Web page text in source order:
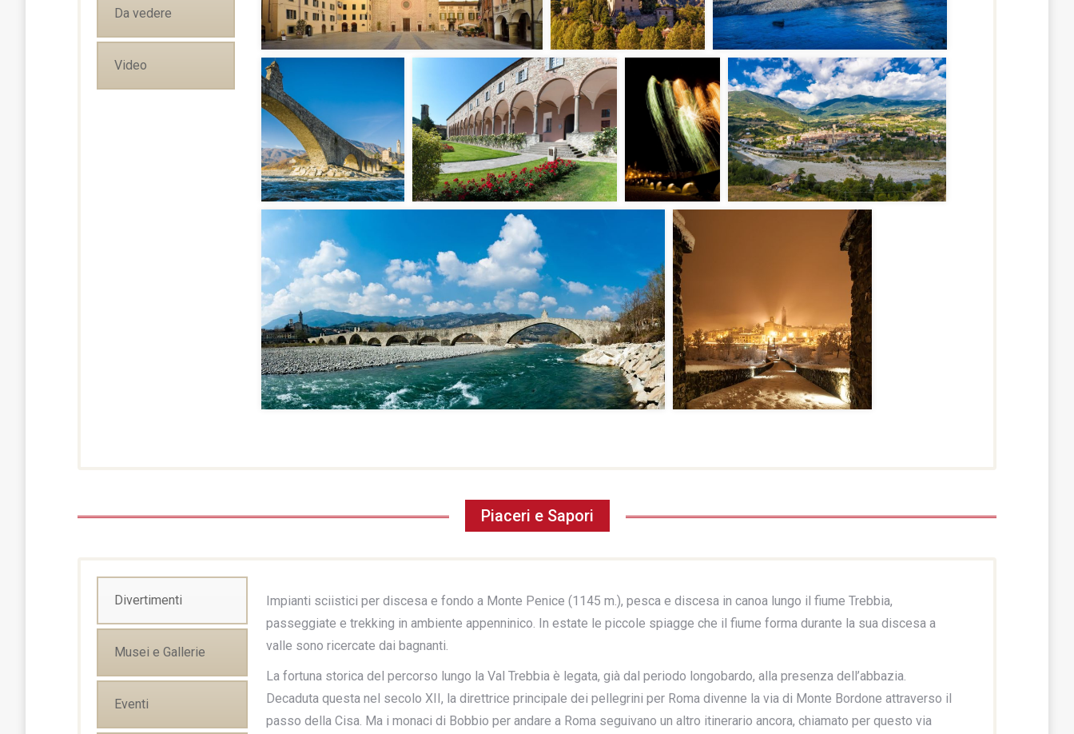
Da vedere
Video
Piaceri e Sapori
Divertimenti
Musei e Gallerie
Eventi
Impianti sciistici per discesa e fondo a Monte Penice (1145 m.), pesca e discesa in canoa lungo il fiume Trebbia,
passeggiate e trekking in ambiente appenninico. In estate le piccole spiagge che il fiume forma durante la sua discesa a
valle sono ricercate dai bagnanti.
La fortuna storica del percorso lungo la Val Trebbia è legata, già dal periodo longobardo, alla presenza dell’abbazia.
Decaduta questa nel secolo XII, la direttrice principale dei pellegrini per Roma divenne la via di Monte Bordone attraverso il
passo della Cisa. Ma i monaci di Bobbio per andare a Roma seguivano un altro itinerario ancora, chiamato per questo via